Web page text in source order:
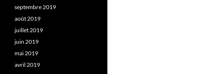
septembre 2019
août 2019
juillet 2019
juin 2019
mai 2019
avril 2019